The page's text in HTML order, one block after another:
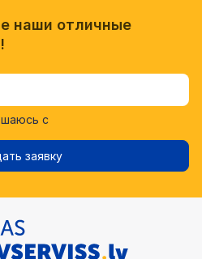
наши отличные
с
заявку